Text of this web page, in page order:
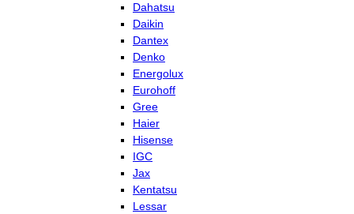
Dahatsu
Daikin
Dantex
Denko
Energolux
Eurohoff
Gree
Haier
Hisense
IGC
Jax
Kentatsu
Lessar